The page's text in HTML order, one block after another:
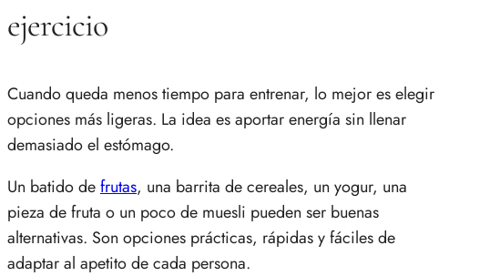
ejercicio
Cuando queda menos tiempo para entrenar, lo mejor es elegir
opciones más ligeras. La idea es aportar energía sin llenar
demasiado el estómago.
Un batido defrutas, una barrita de cereales, un yogur, una
pieza de fruta o un poco de muesli pueden ser buenas
alternativas. Son opciones prácticas, rápidas y fáciles de
adaptar al apetito de cada persona.